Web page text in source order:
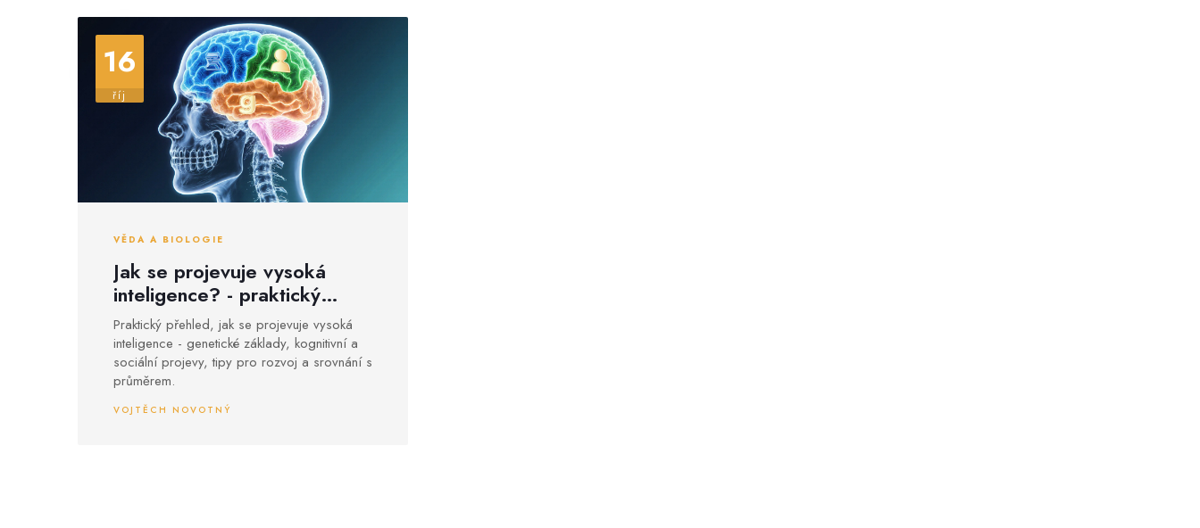
16
říj
VĚDA A BIOLOGIE
Jak se projevuje vysoká
inteligence? - praktický
přehled
Praktický přehled, jak se projevuje vysoká
inteligence - genetické základy, kognitivní a
sociální projevy, tipy pro rozvoj a srovnání s
průměrem.
VOJTĚCH NOVOTNÝ